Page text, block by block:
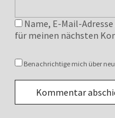
Name, E-Mail-
für meinen nächsten
Benachrichtige mich über